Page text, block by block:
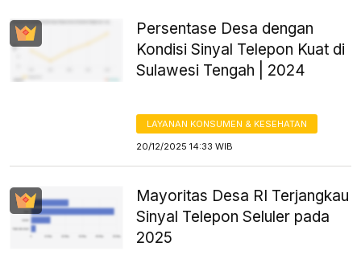
Persentase Desa dengan
Kondisi Sinyal Telepon Kuat di
Sulawesi Tengah | 2024
LAYANAN KONSUMEN & KESEHATAN
20/12/2025 14:33 WIB
Mayoritas Desa RI Terjangkau
Sinyal Telepon Seluler pada
2025